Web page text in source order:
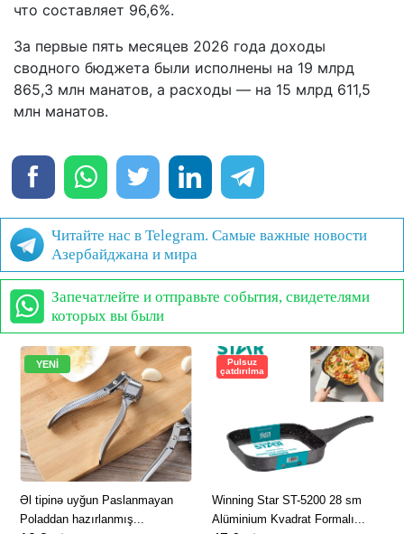
что составляет 96,6%.
За первые пять месяцев 2026 года доходы
сводного бюджета были исполнены на 19 млрд
865,3 млн манатов, а расходы — на 15 млрд 611,5
млн манатов.
Читайте нас в Telegram. Самые важные новости
Азербайджана и мира
Запечатлейте и отправьте события, свидетелями
которых вы были